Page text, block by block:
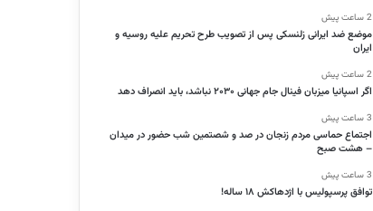
2 ساعت پیش
موضع ضد ایرانی زلنسکی پس از تصویب طرح تحریم علیه روسیه و
ایران
2 ساعت پیش
اگر اسپانیا میزبان فینال جام جهانی ۲۰۳۰ نباشد، باید انصراف دهد
3 ساعت پیش
اجتماع حماسی مردم زنجان در صد و شصتمین شب حضور در میدان
– هشت صبح
3 ساعت پیش
توافق پرسپولیس با اژدهاکش ۱۸ ساله!